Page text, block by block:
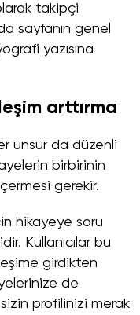
takipçi
sayfanın genel
yazısına
arttırma
unsur da düzenli
birbirinin
gerekir.
hikayeye soru
Kullanıcılar bu
girdikten
de
profilinizi merak